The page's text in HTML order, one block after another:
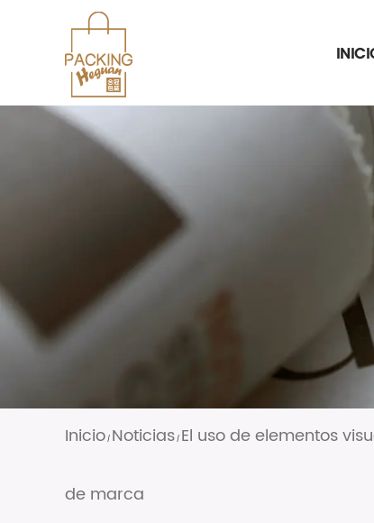
Inicio / Noticias / El uso de elementos
de marca